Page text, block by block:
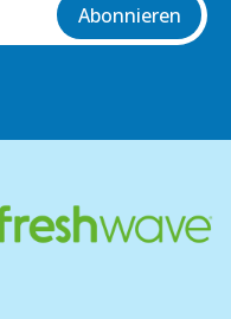
Abonnieren